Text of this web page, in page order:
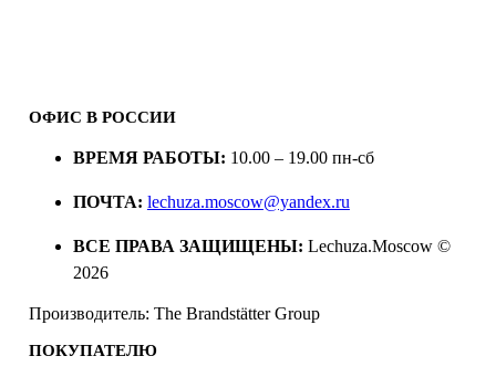
ОФИС В РОССИИ
ВРЕМЯ РАБОТЫ: 10.00 – 19.00 пн-сб
ПОЧТА: lechuza.moscow@yandex.ru
ВСЕ ПРАВА ЗАЩИЩЕНЫ: Lechuza.Moscow ©
2026
Производитель: The Brandstätter Group
ПОКУПАТЕЛЮ